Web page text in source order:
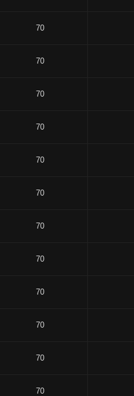
70
70
70
70
70
70
70
70
70
70
70
70